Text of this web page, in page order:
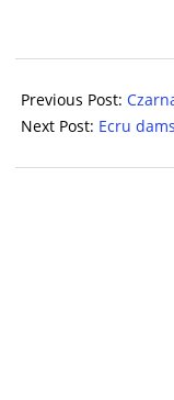
07-
17
Previous Post:
Next Post: Ecru